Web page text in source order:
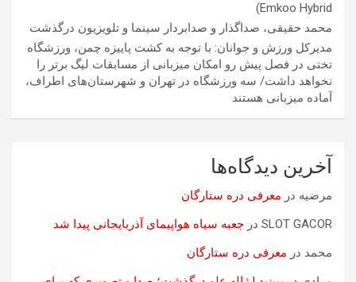
Emkoo Hybrid)
محمد حقیقی، صداگذار و صدابردار سینما و تلویزیون درگذشت
مدیرکل ورزش و جوانان: با توجه به کشت پاییزه چمن، ورزشگاه
تختی در فصل پیش رو امکان میزبانی از مسابقات لیگ برتر را
نخواهد داشت/ سه ورزشگاه در تهران و شهرستان‌های اطراف،
آماده میزبانی هستند
آخرین دیدگاه‌ها
مرضیه در معرفی دره ستارگان
SLOT GACOR در جعبه سیاه هواپیمای آذربایجانی پیدا شد
محمد در معرفی دره ستارگان